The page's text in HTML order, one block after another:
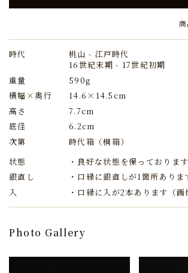
時代
桃山 - 江戸時代
16世紀末期 - 17世紀初期
重量
590g
横幅×奥行
14.6×14.5cm
高さ
7.7cm
底径
6.2cm
次第
時代箱（桐箱）
状態
・良好な状態を保っております
銀直し
・口縁に銀直しが1箇所ありま
入
・口縁に入が2本あります（画
Photo Gallery